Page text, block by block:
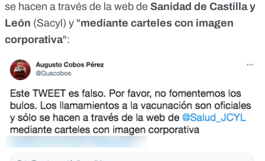
se hacen a través de la web de Sanidad de Castilla y
León (Sacyl) y "mediante carteles con imagen
corporativa":